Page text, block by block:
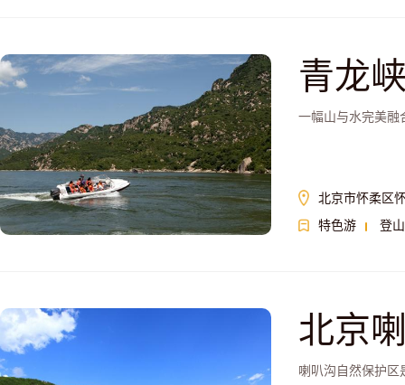
青龙
一幅山与水完美融
北京市怀柔区
特色游
登山
北京
喇叭沟自然保护区